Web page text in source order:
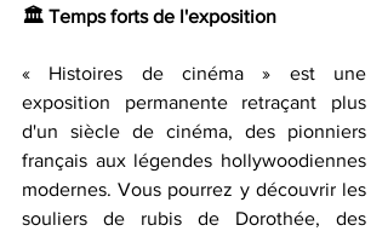
🏛️ Temps forts de l'exposition
« Histoires de cinéma » est une
exposition permanente retraçant plus
d'un siècle de cinéma, des pionniers
français aux légendes hollywoodiennes
modernes. Vous pourrez y découvrir les
souliers de rubis de Dorothée, des